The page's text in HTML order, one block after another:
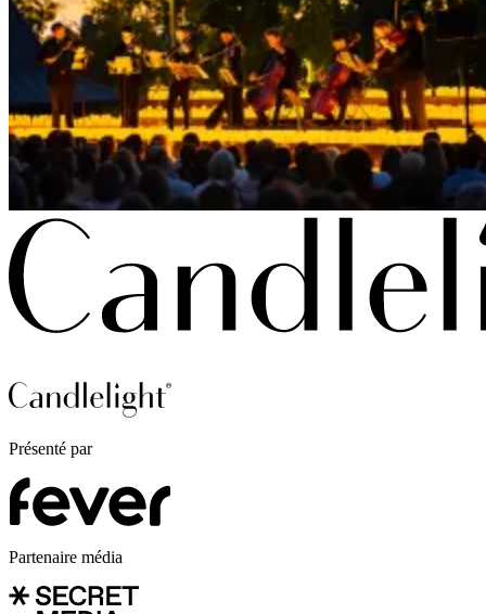
Présenté par
Partenaire média